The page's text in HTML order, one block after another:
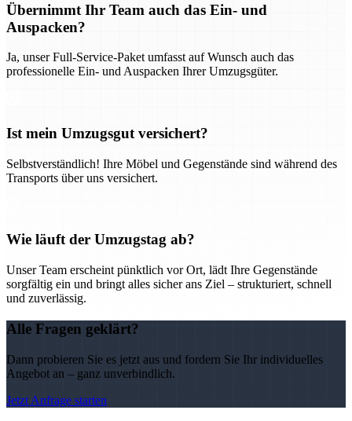
Übernimmt Ihr Team auch das Ein- und
Auspacken?
Ja, unser Full-Service-Paket umfasst auf Wunsch auch das
professionelle Ein- und Auspacken Ihrer Umzugsgüter.
Ist mein Umzugsgut versichert?
Selbstverständlich! Ihre Möbel und Gegenstände sind während des
Transports über uns versichert.
Wie läuft der Umzugstag ab?
Unser Team erscheint pünktlich vor Ort, lädt Ihre Gegenstände
sorgfältig ein und bringt alles sicher ans Ziel – strukturiert, schnell
und zuverlässig.
Alle Fragen geklärt?
Dann probieren Sie es jetzt aus und fordern Sie Ihr individuelles
Angebot an – ganz unverbindlich.
Jetzt Anfrage starten